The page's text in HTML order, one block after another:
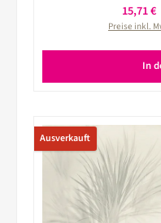
15,71 €
Preise inkl.
In
Ausverkauft